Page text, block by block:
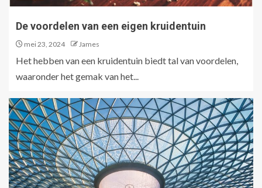
De voordelen van een eigen kruidentuin
mei 23, 2024 James
Het hebben van een kruidentuin biedt tal van voordelen,
waaronder het gemak van het...